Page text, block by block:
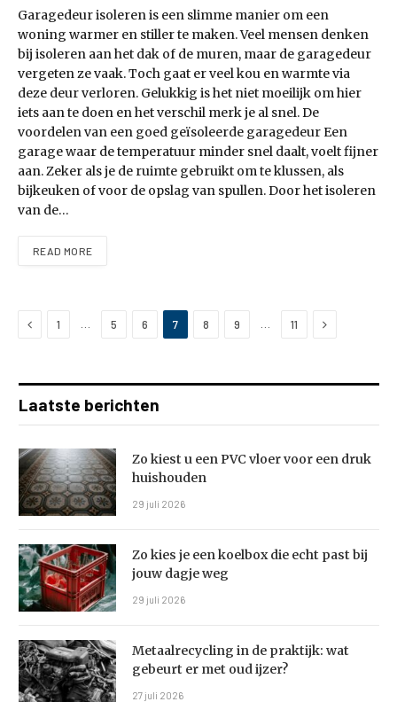
Garagedeur isoleren is een slimme manier om een
woning warmer en stiller te maken. Veel mensen denken
bij isoleren aan het dak of de muren, maar de garagedeur
vergeten ze vaak. Toch gaat er veel kou en warmte via
deze deur verloren. Gelukkig is het niet moeilijk om hier
iets aan te doen en het verschil merk je al snel. De
voordelen van een goed geïsoleerde garagedeur Een
garage waar de temperatuur minder snel daalt, voelt fijner
aan. Zeker als je de ruimte gebruikt om te klussen, als
bijkeuken of voor de opslag van spullen. Door het isoleren
van de…
READ MORE
Previous
1 5 6 7 8 9 11 Next
Laatste berichten
Zo kiest u een PVC vloer voor een druk
huishouden
29 juli 2026
Zo kies je een koelbox die echt past bij
jouw dagje weg
29 juli 2026
Metaalrecycling in de praktijk: wat
gebeurt er met oud ijzer?
27 juli 2026